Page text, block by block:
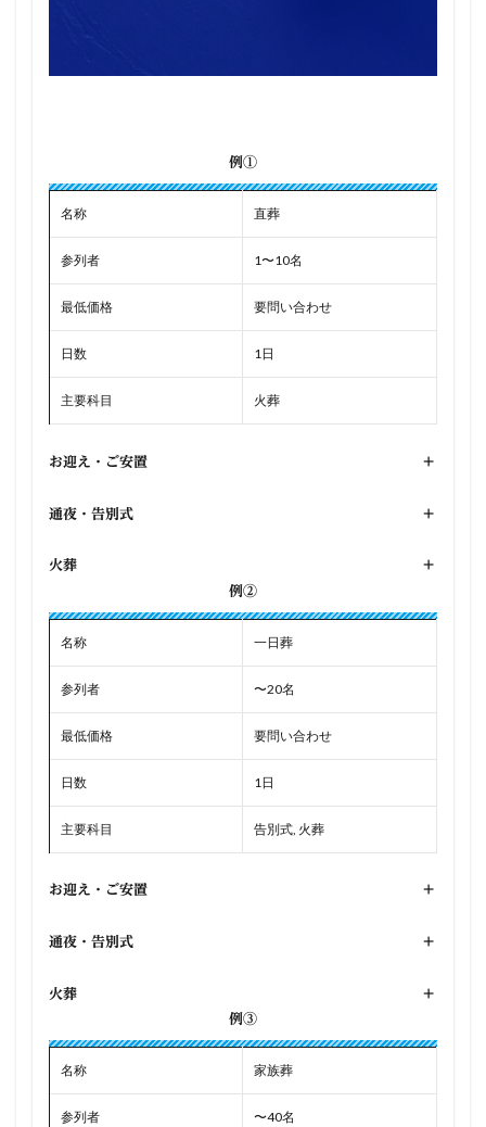
例①
名称 直葬
参列者 1〜10名
最低価格 要問い合わせ
日数 1日
主要科目 火葬
お迎え・ご安置 +
通夜・告別式 +
火葬
+
例②
名称 一日葬
参列者 〜20名
最低価格 要問い合わせ
日数 1日
主要科目 告別式, 火葬
お迎え・ご安置 +
通夜・告別式 +
火葬
+
例③
名称 家族葬
参列者 〜40名